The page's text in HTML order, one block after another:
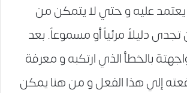
عليه و حتي لا يتمكن من
تجدى دليلاً مرئياً أو مسموعاً. بعد
بالخطأ الذي ارتكبه و معرفة
إلي هذا الفعل و من هنا يمكن